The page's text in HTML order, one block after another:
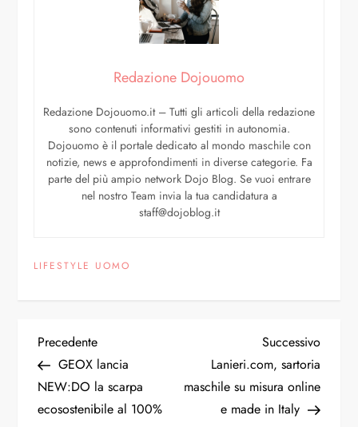
Redazione Dojouomo
Redazione Dojouomo.it – Tutti gli articoli della redazione
sono contenuti informativi gestiti in autonomia.
Dojouomo è il portale dedicato al mondo maschile con
notizie, news e approfondimenti in diverse categorie. Fa
parte del più ampio network Dojo Blog. Se vuoi entrare
nel nostro Team invia la tua candidatura a
staff@dojoblog.it
LIFESTYLE UOMO
Precedente
GEOX lancia
NEW:DO la scarpa
ecosostenibile al 100%
Successivo
Lanieri.com, sartoria
maschile su misura online
e made in Italy